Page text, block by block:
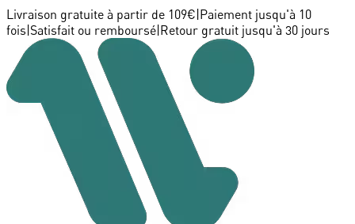
Livraison gratuite à partir de 109€ Paiement jusqu'à 10
fois Satisfait ou remboursé Retour gratuit jusqu'à 30 jours